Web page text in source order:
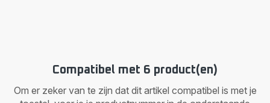
Compatibel met 6 product(en)
Om er zeker van te zijn dat dit artikel compatibel is met je